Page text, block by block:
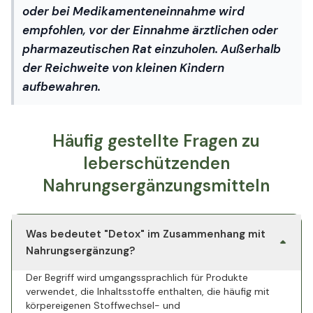
oder bei Medikamenteneinnahme wird
empfohlen, vor der Einnahme ärztlichen oder
pharmazeutischen Rat einzuholen. Außerhalb
der Reichweite von kleinen Kindern
aufbewahren.
Häufig gestellte Fragen zu
leberschützenden
Nahrungsergänzungsmitteln
Was bedeutet "Detox" im Zusammenhang mit
Nahrungsergänzung?
Der Begriff wird umgangssprachlich für Produkte
verwendet, die Inhaltsstoffe enthalten, die häufig mit
körpereigenen Stoffwechsel- und